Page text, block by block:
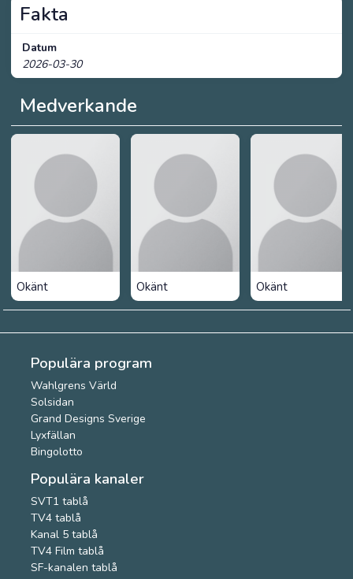
Medverkande
Okänt Okänt Okänt
Fakta
Datum
2026-03-30
Populära program
Wahlgrens Värld
Solsidan
Grand Designs Sverige
Lyxfällan
Bingolotto
Populära kanaler
SVT1 tablå
TV4 tablå
Kanal 5 tablå
TV4 Film tablå
SF-kanalen tablå